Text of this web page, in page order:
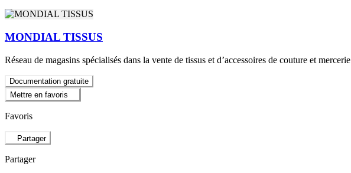
MONDIAL TISSUS
Réseau de magasins spécialisés dans la vente de tissus et d’accessoires de couture et mercerie
Documentation gratuite
Mettre en favoris
Favoris
Partager
Partager